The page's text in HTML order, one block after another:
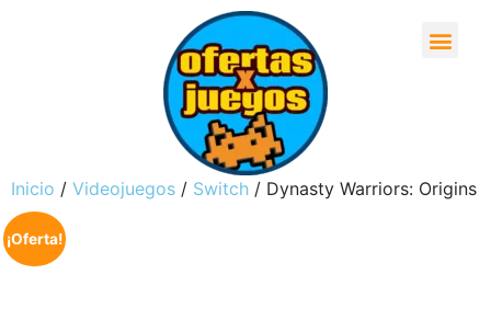
Inicio / Videojuegos / Switch / Dynasty Warriors: Origins
¡Oferta!